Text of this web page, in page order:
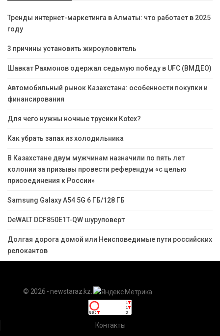
Тренды интернет-маркетинга в Алматы: что работает в 2025
году
3 причины установить жироуловитель
Шавкат Рахмонов одержал седьмую победу в UFC (ВМДЕО)
Автомобильный рынок Казахстана: особенности покупки и
финансирования
Для чего нужны ночные трусики Kotex?
Как убрать запах из холодильника
В Казахстане двум мужчинам назначили по пять лет
колонии за призывы провести референдум «с целью
присоединения к России»
Samsung Galaxy A54 5G 6 ГБ/128 ГБ
DeWALT DCF850E1T-QW шуруповерт
Долгая дорога домой или Неисповедимые пути российских
релокантов
© 2026 - newstaraz.kz.
Контакты